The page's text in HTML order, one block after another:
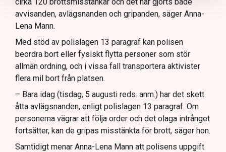
avvisanden, avlägsnanden och gripanden, säger Anna-
Lena Mann.
Med stöd av polislagen 13 paragraf kan polisen
beordra bort eller fysiskt flytta personer som stör
allmän ordning, och i vissa fall transportera aktivister
flera mil bort från platsen.
– Bara idag (tisdag, 5 augusti reds. anm.) har det skett
åtta avlägsnanden, enligt polislagen 13 paragraf. Om
personerna vägrar att följa order och det olaga intrånget
fortsätter, kan de gripas misstänkta för brott, säger hon.
Samtidigt menar Anna-Lena Mann att polisens uppgift